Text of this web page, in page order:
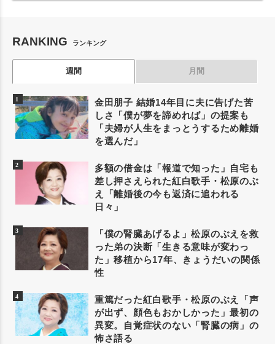
RANKING ランキング
週間 月間
金田朋子 結婚14年目に夫に告げた苦
しさ「僕が夢を諦めれば」の提案も
「夫婦が人生をまっとうするため離婚
を選んだ」
多額の借金は「報道で知った」自宅も
差し押さえられた紅白歌手・松原のぶ
え「離婚後の今も返済に追われる
日々」
「僕の腎臓あげるよ」松原のぶえを救
った弟の決断「生きる意味が変わっ
た」移植から17年、きょうだいの関係
性
重篤だった紅白歌手・松原のぶえ「声
が出ず、顔色もおかしかった」最初の
異変。自覚症状のない「腎臓の病」の
怖さ語る